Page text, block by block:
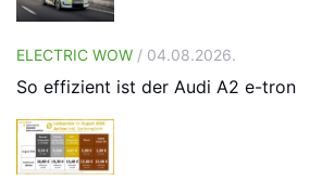
ELECTRIC WOW / 04.08.2026.
So effizient ist der Audi A2 e-tron